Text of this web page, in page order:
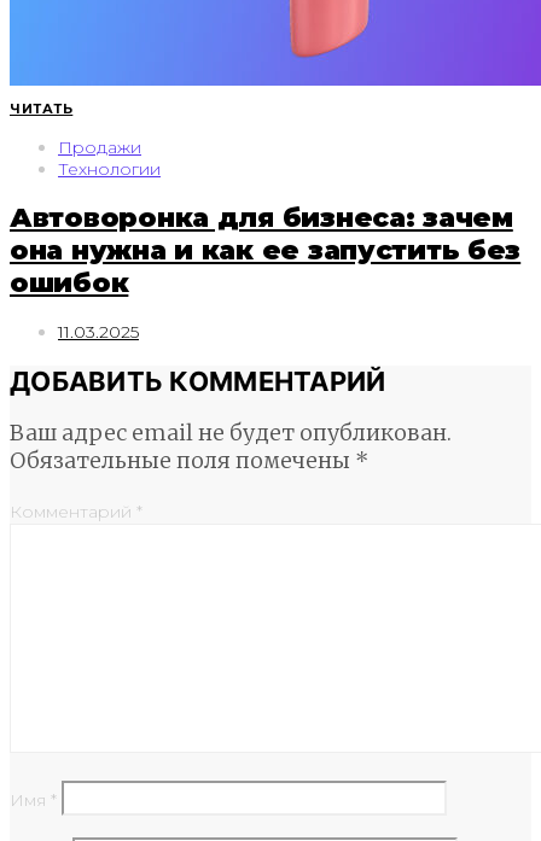
ЧИТАТЬ
Продажи
Технологии
Автоворонка для бизнеса: зачем
она нужна и как ее запустить без
ошибок
11.03.2025
ДОБАВИТЬ КОММЕНТАРИЙ
Ваш адрес email не будет опубликован.
Обязательные поля помечены *
Комментарий *
Имя *